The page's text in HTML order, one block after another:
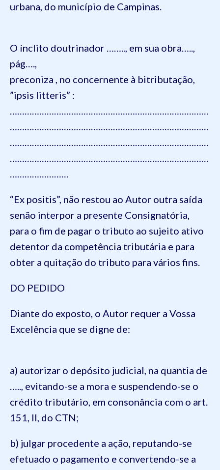
urbana, do município de Campinas.
O ínclito doutrinador …….., em sua obra…..,
pág….,
preconiza , no concernente à bitributação,
”ipsis litteris” :
………………………………………………………………………
………………………………………………………………………
………………………………………………………………………
………………………………………………………………………
……………………
“Ex positis”, não restou ao Autor outra saída
senão interpor a presente Consignatória,
para o fim de pagar o tributo ao sujeito ativo
detentor da competência tributária e para
obter a quitação do tributo para vários fins.
DO PEDIDO
Diante do exposto, o Autor requer a Vossa
Excelência que se digne de:
a) autorizar o depósito judicial, na quantia de
….., evitando-se a mora e suspendendo-se o
crédito tributário, em consonância com o art.
151, II, do CTN;
b) julgar procedente a ação, reputando-se
efetuado o pagamento e convertendo-se a